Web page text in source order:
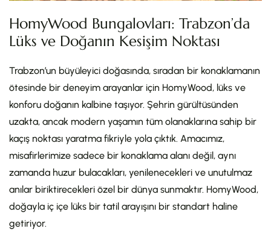
HomyWood Bungalovları: Trabzon’da
Lüks ve Doğanın Kesişim Noktası
Trabzon’un büyüleyici doğasında, sıradan bir konaklamanın
ötesinde bir deneyim arayanlar için HomyWood, lüks ve
konforu doğanın kalbine taşıyor. Şehrin gürültüsünden
uzakta, ancak modern yaşamın tüm olanaklarına sahip bir
kaçış noktası yaratma fikriyle yola çıktık. Amacımız,
misafirlerimize sadece bir konaklama alanı değil, aynı
zamanda huzur bulacakları, yenilenecekleri ve unutulmaz
anılar biriktirecekleri özel bir dünya sunmaktır. HomyWood,
doğayla iç içe lüks bir tatil arayışını bir standart haline
getiriyor.